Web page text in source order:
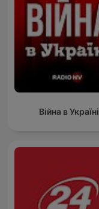
Війна в Україні